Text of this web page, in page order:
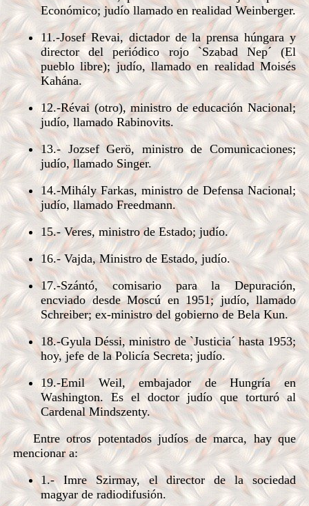
Económico; judío llamado en realidad Weinberger.
11.-Josef Revai, dictador de la prensa húngara y
director del periódico rojo `Szabad Nep´ (El
pueblo libre); judío, llamado en realidad Moisés
Kahána.
12.-Révai (otro), ministro de educación Nacional;
judío, llamado Rabinovits.
13.- Jozsef Gerö, ministro de Comunicaciones;
judío, llamado Singer.
14.-Mihály Farkas, ministro de Defensa Nacional;
judío, llamado Freedmann.
15.- Veres, ministro de Estado; judío.
16.- Vajda, Ministro de Estado, judío.
17.-Szántó, comisario para la Depuración,
encviado desde Moscú en 1951; judío, llamado
Schreiber; ex-ministro del gobierno de Bela Kun.
18.-Gyula Déssi, ministro de `Justicia´ hasta 1953;
hoy, jefe de la Policía Secreta; judío.
19.-Emil Weil, embajador de Hungría en
Washington. Es el doctor judío que torturó al
Cardenal Mindszenty.
Entre otros potentados judíos de marca, hay que
mencionar a:
1.- Imre Szirmay, el director de la sociedad
magyar de radiodifusión.